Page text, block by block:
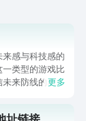
感与科技感的
类型的游戏比
来防线的名字
更多